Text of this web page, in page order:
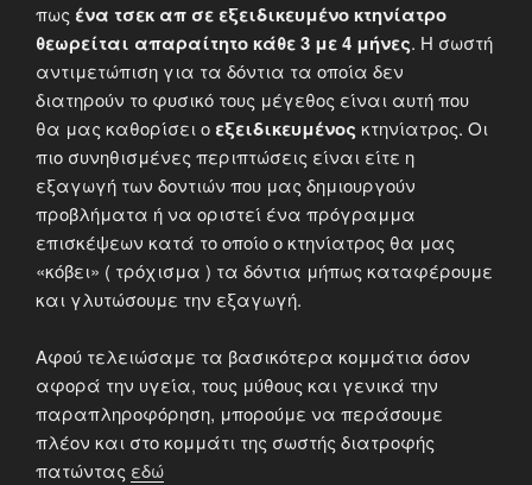
πως ένα τσεκ απ σε εξειδικευμένο κτηνίατρο
θεωρείται απαραίτητο κάθε 3 με 4 μήνες. Η σωστή
αντιμετώπιση για τα δόντια τα οποία δεν
διατηρούν το φυσικό τους μέγεθος είναι αυτή που
θα μας καθορίσει ο εξειδικευμένοςκτηνίατρος. Οι
πιο συνηθισμένες περιπτώσεις είναι είτε η
εξαγωγή των δοντιών που μας δημιουργούν
προβλήματα ή να οριστεί ένα πρόγραμμα
επισκέψεων κατά το οποίο ο κτηνίατρος θα μας
«κόβει» ( τρόχισμα ) τα δόντια μήπως καταφέρουμε
και γλυτώσουμε την εξαγωγή.
Αφού τελειώσαμε τα βασικότερα κομμάτια όσον
αφορά την υγεία, τους μύθους και γενικά την
παραπληροφόρηση, μπορούμε να περάσουμε
πλέον και στο κομμάτι της σωστής διατροφής
πατώντας εδώ